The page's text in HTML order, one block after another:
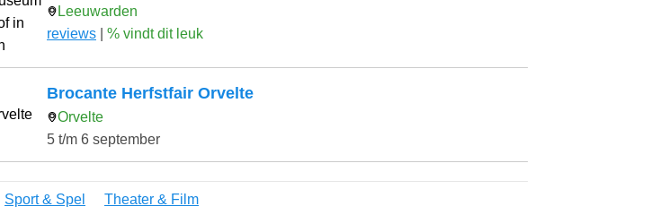
Leeuwarden
reviews
% vindt dit leuk
Brocante Herfstfair Orvelte
Orvelte
5 t/m 6 september
Sport & Spel Theater & Film